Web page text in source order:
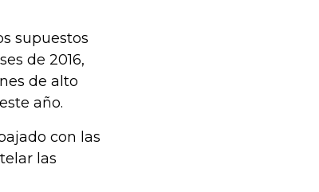
supuestos
de 2016,
de alto
año.
con las
las